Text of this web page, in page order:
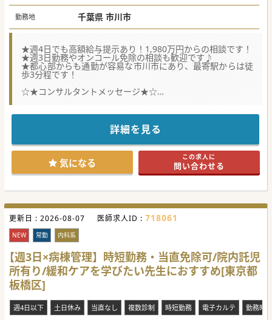
勤務地 千葉県 市川市
★週4日でも高額給与提示あり！1,980万円からの相談です！
★週3日勤務やオンコール免除の相談も歓迎です♪
★都心部からも通勤が容易な市川市にあり、最寄駅からは徒
歩3分程です！
☆★コンサルタントメッセージ★☆
2025年5月に開院したばかりのクリニックです。しかし、法
おり、
黒字経営で大きく成長しています。
特筆すべきは法人全体で取り組んでいる「働きやすさ革命」
です。時短勤務、週3日常勤換算、高年収、昇給などなど
様々な制度で各々のライフステージに合わせ働く医師を支え
詳細を見る
気になる この求人に
問い合わせる
更新日 : 2026-08-07 医師求人ID : 718061
NEW 常勤 内科系
【週3日×病棟管理】時短勤務・当直免除可/院内託児
所有り/緩和ケアを学びたい先生におすすめ[東京都
板橋区]
週4日以下 土日休み 当直なし 複数診制 時短勤務 電子カルテ 勤務時